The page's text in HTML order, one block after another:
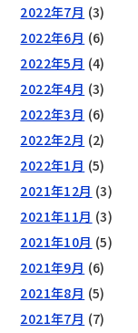
2022年7月 (3)
2022年6月 (6)
2022年5月 (4)
2022年4月 (3)
2022年3月 (6)
2022年2月 (2)
2022年1月 (5)
2021年12月 (3)
2021年11月 (3)
2021年10月 (5)
2021年9月 (6)
2021年8月 (5)
2021年7月 (7)